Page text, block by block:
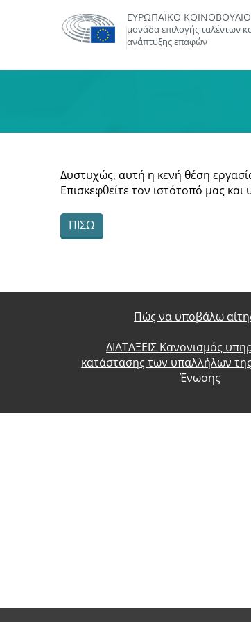
ΕΥΡΩΠΑΪΚΌ ΚΟΙΝΟΒΟΎΛΙΟ
μονάδα επιλογής ταλέντων
ανάπτυξης επαφών
Δυστυχώς, αυτή η κενή θέση
Επισκεφθείτε τον ιστότοπό μας
ΠΊΣΩ
Πώς να υποβάλω
ΔΙΑΤΑΞΕΙΣ Κανονισμός
κατάστασης των υπαλλήλων
Ένωσης